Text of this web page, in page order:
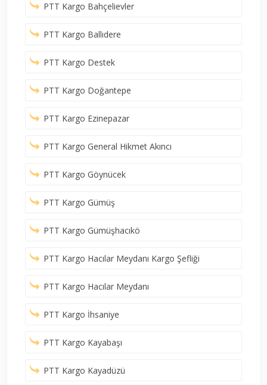
PTT Kargo Bahçelievler
PTT Kargo Ballıdere
PTT Kargo Destek
PTT Kargo Doğantepe
PTT Kargo Ezinepazar
PTT Kargo General Hikmet Akıncı
PTT Kargo Göynücek
PTT Kargo Gümüş
PTT Kargo Gümüşhacıkö
PTT Kargo Hacılar Meydanı Kargo Şefliği
PTT Kargo Hacılar Meydanı
PTT Kargo İhsaniye
PTT Kargo Kayabaşı
PTT Kargo Kayadüzü